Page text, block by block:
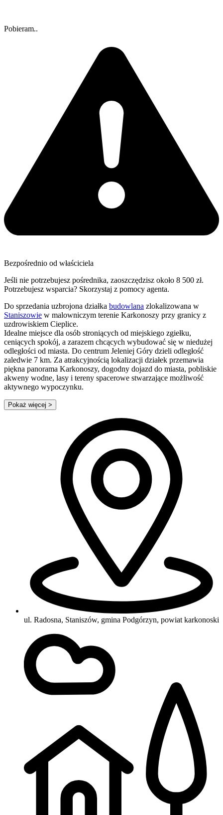
Pobieram..
Bezpośrednio od właściciela
Jeśli nie potrzebujesz pośrednika, zaoszczędzisz około 8 500 zł.
Potrzebujesz wsparcia? Skorzystaj z pomocy agenta.
Do sprzedania uzbrojona działka budowlana zlokalizowana w
Staniszowie w malowniczym terenie Karkonoszy przy granicy z
uzdrowiskiem Cieplice.
Idealne miejsce dla osób stroniących od miejskiego zgiełku,
ceniących spokój, a zarazem chcących wybudować się w niedużej
odległości od miasta. Do centrum Jeleniej Góry dzieli odległość
zaledwie 7 km. Za atrakcyjnością lokalizacji działek przemawia
piękna panorama Karkonoszy, dogodny dojazd do miasta, pobliskie
akweny wodne, lasy i tereny spacerowe stwarzające możliwość
aktywnego wypoczynku.
Pokaż więcej >
ul. Radosna, Staniszów, gmina Podgórzyn, powiat karkonoski